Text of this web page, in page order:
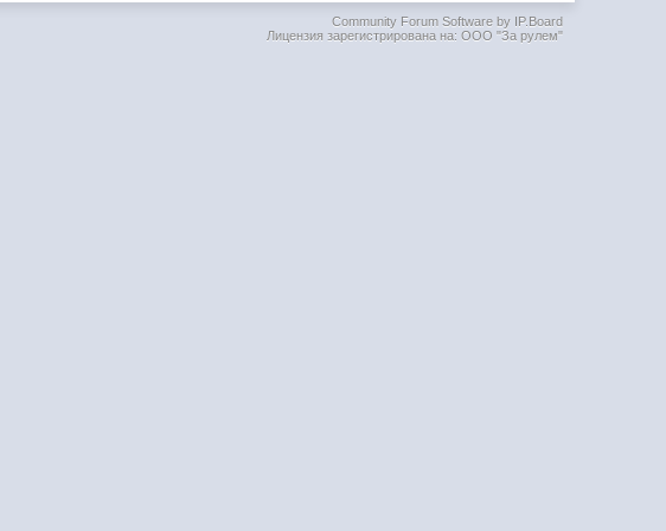
Community Forum Software by IP.Board
Лицензия зарегистрирована на: ООО "За рулем"